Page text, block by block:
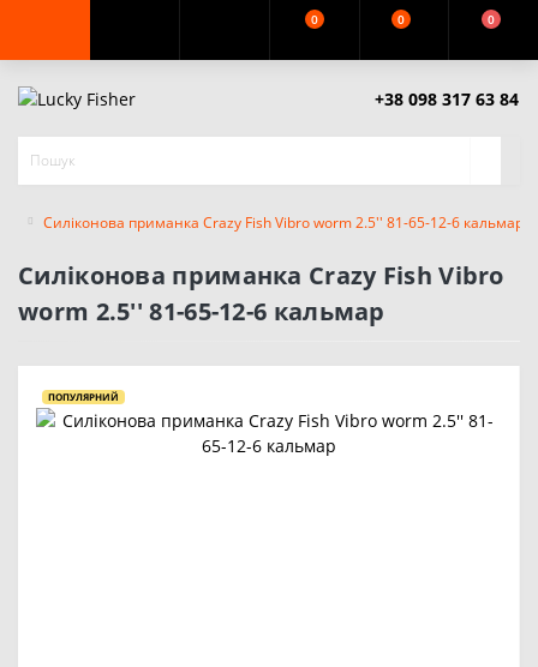
0 0 0
+38 098 317 63 84
Силіконова приманка Crazy Fish Vibro worm 2.5'' 81-65-12-6 кальмар
Силіконова приманка Crazy Fish Vibro
worm 2.5'' 81-65-12-6 кальмар
ПОПУЛЯРНИЙ